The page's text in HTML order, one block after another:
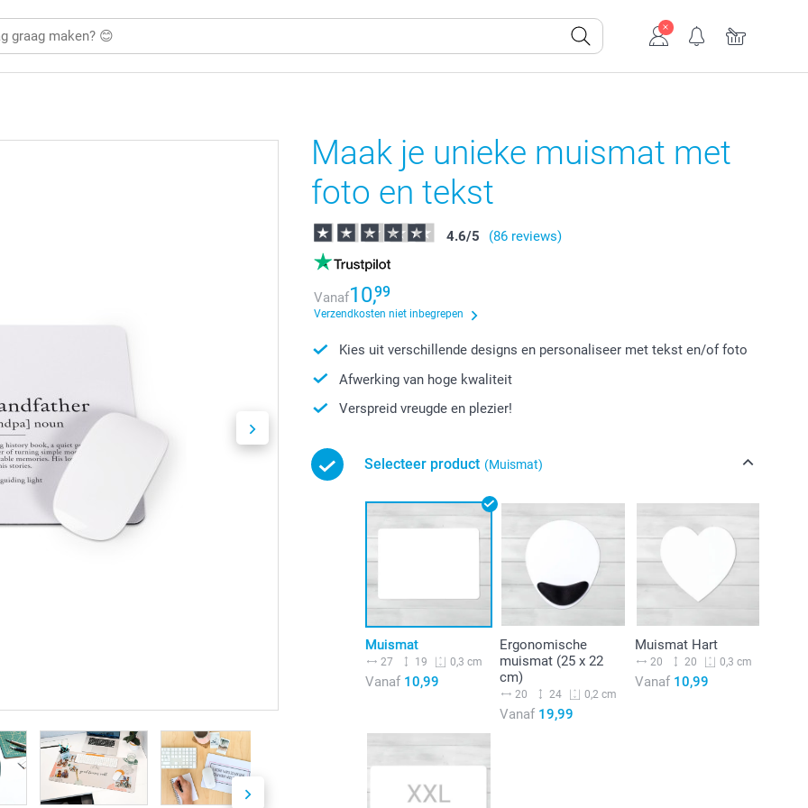
Maak je unieke muismat met
foto en tekst
4.6/5 (86 reviews)
Vanaf10,99
Verzendkosten niet inbegrepen
Kies uit verschillende designs en personaliseer met tekst en/of foto
Afwerking van hoge kwaliteit
Verspreid vreugde en plezier!
Selecteer product (Muismat)
Muismat
27 19 0,3 cm
Vanaf 10,99
Ergonomische
muismat (25 x 22
cm)
20 24 0,2 cm
Vanaf 19,99
Muismat Hart
20 20 0,3 cm
Vanaf10,99